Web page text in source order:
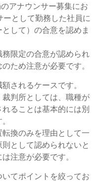
アナウンサー募集にお
として勤務した社員に
して）の合意を認めま
限定の合意が認められ
ため注意が必要です。
されるケースです。
判所としては、職種が
ることは基本的には別
換のみを理由として一
として認められないと
注意が必要です。
てポイントを絞ってお